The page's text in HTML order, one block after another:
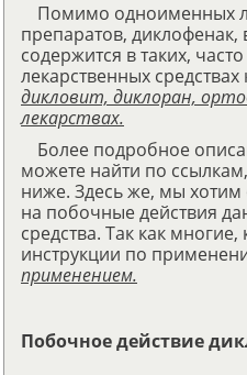
Помимо одноименных
препаратов,
содержится в таких,
лекарственных средствах
дикловит, диклоран,
лекарствах.
Более подробное
можете найти по
ниже. Здесь же, мы
на побочные действия
средства. Так как
инструкции по
применением.
Побочное действие